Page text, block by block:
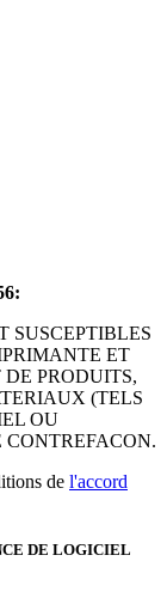
SUSCEPTIBLES
ET
PRODUITS,
(TELS
OU
CONTREFACON.
de l'accord
DE LOGICIEL